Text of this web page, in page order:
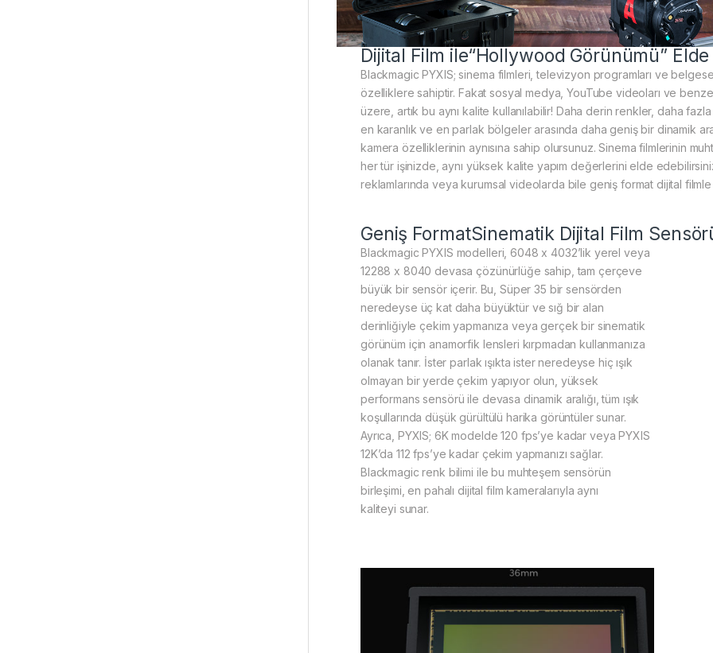
Dijital Film ile“Hollywood Görünümü”
Blackmagic PYXIS; sinema filmleri, televizyon programları ve
özelliklere sahiptir. Fakat sosyal medya, YouTube videoları ve
üzere, artık bu aynı kalite kullanılabilir! Daha derin renkler, daha
en karanlık ve en parlak bölgeler arasında daha geniş bir dinamik
kamera özelliklerinin aynısına sahip olursunuz. Sinema filmlerinin
her tür işinizde, aynı yüksek kalite yapım değerlerini elde
reklamlarında veya kurumsal videolarda bile geniş format dijital filmle
Geniş FormatSinematik Dijital Film
Blackmagic PYXIS modelleri, 6048 x 4032’lik yerel veya
12288 x 8040 devasa çözünürlüğe sahip, tam çerçeve
büyük bir sensör içerir. Bu, Süper 35 bir sensörden
neredeyse üç kat daha büyüktür ve sığ bir alan
derinliğiyle çekim yapmanıza veya gerçek bir sinematik
görünüm için anamorfik lensleri kırpmadan kullanmanıza
olanak tanır. İster parlak ışıkta ister neredeyse hiç ışık
olmayan bir yerde çekim yapıyor olun, yüksek
performans sensörü ile devasa dinamik aralığı, tüm ışık
koşullarında düşük gürültülü harika görüntüler sunar.
Ayrıca, PYXIS; 6K modelde 120 fps’ye kadar veya PYXIS
12K’da 112 fps’ye kadar çekim yapmanızı sağlar.
Blackmagic renk bilimi ile bu muhteşem sensörün
birleşimi, en pahalı dijital film kameralarıyla aynı
kaliteyi sunar.